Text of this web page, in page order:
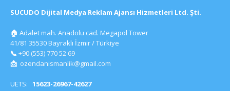
SUCUDO Dijital Medya Reklam Ajansı Hizmetleri Ltd. Şti.
🏠 Adalet mah. Anadolu cad. Megapol Tower
41/81 35530 Bayraklı İzmir / Türkiye
📞 +90 (553) 770 52 69
📩 ozendanismanlik@gmail.com
UETS: 15623-26967-42627